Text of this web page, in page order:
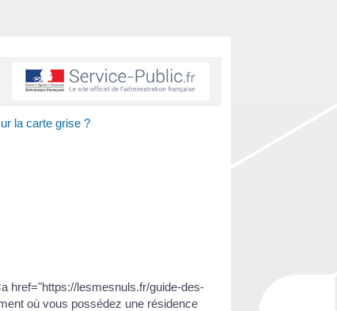
la carte grise ?
href="https://lesmesnuls.fr/guide-des-
où vous possédez une résidence